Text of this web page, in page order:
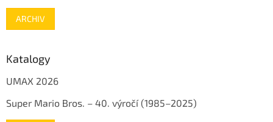
ARCHIV
Katalogy
UMAX 2026
Super Mario Bros. – 40. výročí (1985–2025)